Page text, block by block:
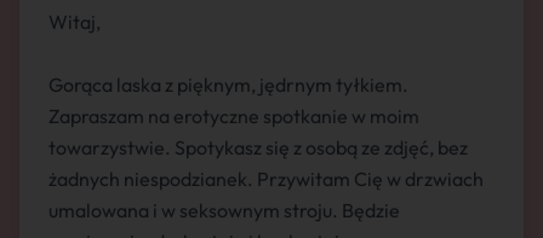
Witaj,
Gorąca laska z pięknym, jędrnym tyłkiem.
Zapraszam na erotyczne spotkanie w moim
towarzystwie. Spotykasz się z osobą ze zdjęć, bez
żadnych niespodzianek. Przywitam Cię w drzwiach
umalowana i w seksownym stroju. Będzie